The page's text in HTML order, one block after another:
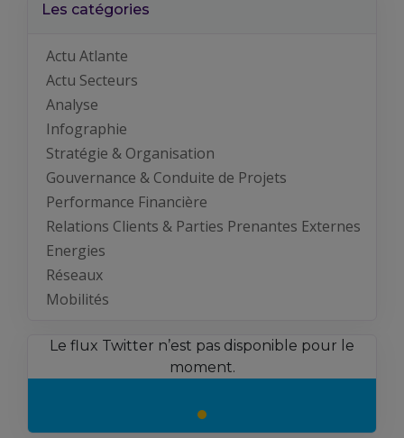
Les catégories
Actu Atlante
Actu Secteurs
Analyse
Infographie
Stratégie & Organisation
Gouvernance & Conduite de Projets
Performance Financière
Relations Clients & Parties Prenantes Externes
Energies
Réseaux
Mobilités
Le flux Twitter n’est pas disponible pour le
moment.